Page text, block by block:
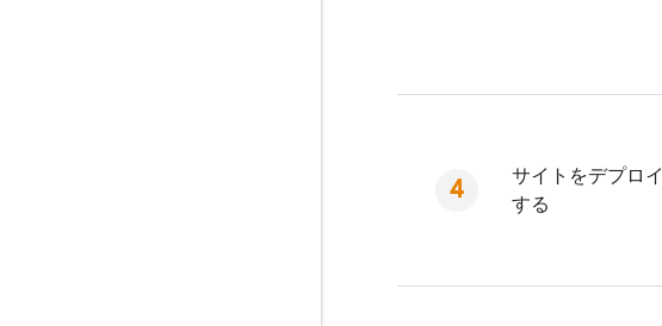
サイトをデプロイ
する